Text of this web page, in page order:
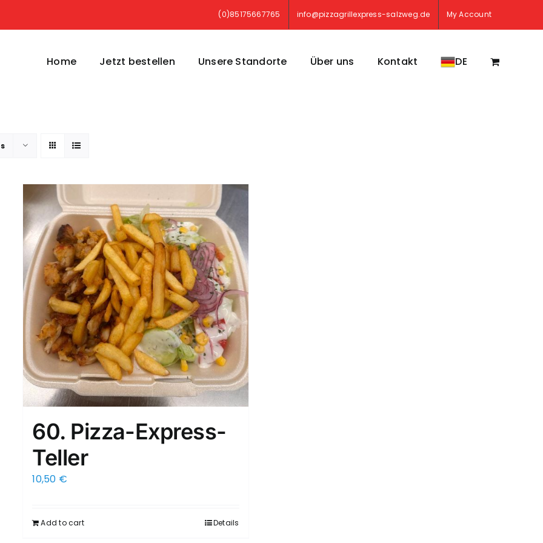
(0)85175667765 info@pizzagrillexpress-salzweg.de My Account
Home Jetzt bestellen Unsere Standorte Über uns Kontakt DE
60. Pizza-Express-
Teller
10,50 €
Add to cart Details